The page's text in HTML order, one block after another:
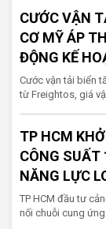
CƯỚC VẬN
CƠ MỸ ÁP
ĐỘNG KẾ
Cước vận tải biển
từ Freightos, giá
TP HCM
CÔNG
NĂNG LỰC
TP HCM đầu tư
nối chuỗi cung ứng